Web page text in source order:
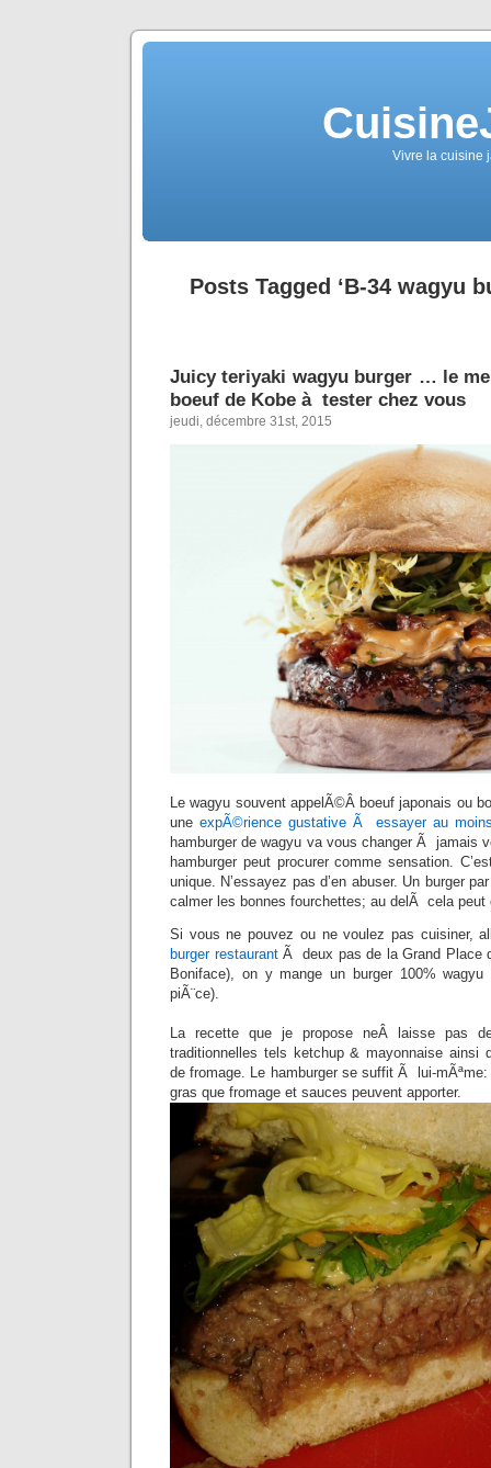
Vivre la cuisine
Posts Tagged ‘B-34 wagyu
Juicy teriyaki wagyu burger … le
boeuf de Kobe à tester chez vous
jeudi, décembre 31st, 2015
Le wagyu souvent appelÃ©Â boeuf japonais ou
une expÃ©rience gustative Ã essayer au
hamburger de wagyu va vous changer Ã jamais
hamburger peut procurer comme sensation.
unique. N’essayez pas d’en abuser. Un burger
calmer les bonnes fourchettes; au delÃ cela
Si vous ne pouvez ou ne voulez pas cuisiner,
burger restaurantÃ deux pas de la Grand Place
Boniface), on y mange un burger 100%
piÃ¨ce).
La recette que je propose neÂ laisse pas
traditionnelles tels ketchup & mayonnaise ainsi
de fromage. Le hamburger se suffit Ã lui-
gras que fromage et sauces peuvent apporter.